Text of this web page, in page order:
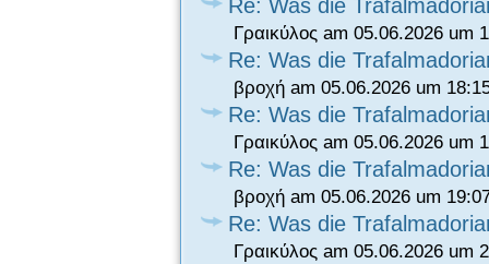
Γραικύλος am 05.06.2026 um
Re: Was die
βροχή am 05.06.2026 um
Re: Was die
Γραικύλος am 05.06.2026 um
Re: Was die
βροχή am 05.06.2026 um
Re: Was die
Γραικύλος am 05.06.2026 um